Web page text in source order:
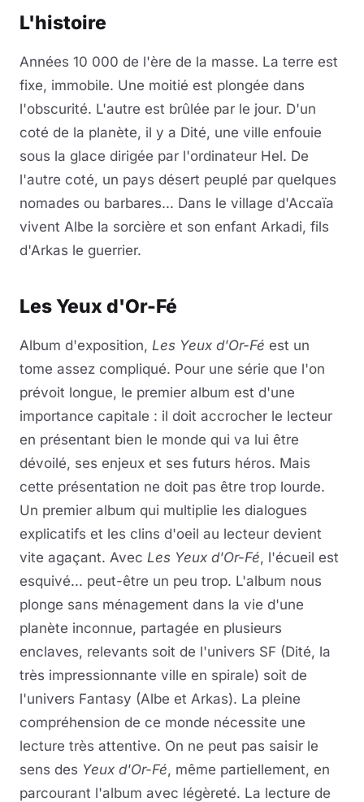
L'histoire
Années 10 000 de l'ère de la masse. La terre est
fixe, immobile. Une moitié est plongée dans
l'obscurité. L'autre est brûlée par le jour. D'un
coté de la planète, il y a Dité, une ville enfouie
sous la glace dirigée par l'ordinateur Hel. De
l'autre coté, un pays désert peuplé par quelques
nomades ou barbares... Dans le village d'Accaïa
vivent Albe la sorcière et son enfant Arkadi, fils
d'Arkas le guerrier.
Les Yeux d'Or-Fé
Album d'exposition, Les Yeux d'Or-Fé est un
tome assez compliqué. Pour une série que l'on
prévoit longue, le premier album est d'une
importance capitale : il doit accrocher le lecteur
en présentant bien le monde qui va lui être
dévoilé, ses enjeux et ses futurs héros. Mais
cette présentation ne doit pas être trop lourde.
Un premier album qui multiplie les dialogues
explicatifs et les clins d'oeil au lecteur devient
vite agaçant. Avec Les Yeux d'Or-Fé, l'écueil est
esquivé... peut-être un peu trop. L'album nous
plonge sans ménagement dans la vie d'une
planète inconnue, partagée en plusieurs
enclaves, relevants soit de l'univers SF (Dité, la
très impressionnante ville en spirale) soit de
l'univers Fantasy (Albe et Arkas). La pleine
compréhension de ce monde nécessite une
lecture très attentive. On ne peut pas saisir le
sens des Yeux d'Or-Fé, même partiellement, en
parcourant l'album avec légèreté. La lecture de